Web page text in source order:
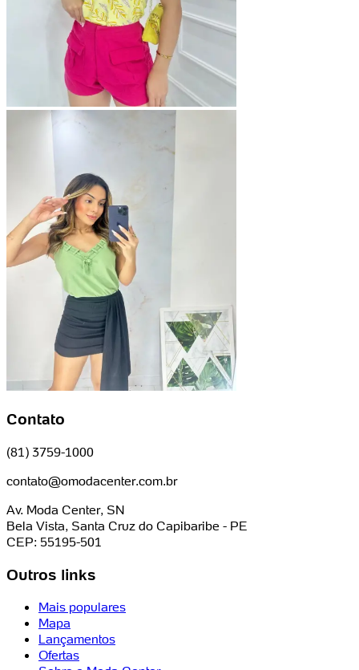
Contato
(81) 3759-1000
contato@omodacenter.com.br
Av. Moda Center, SN
Bela Vista, Santa Cruz do Capibaribe - PE
CEP: 55195-501
Outros links
Mais populares
Mapa
Lançamentos
Ofertas